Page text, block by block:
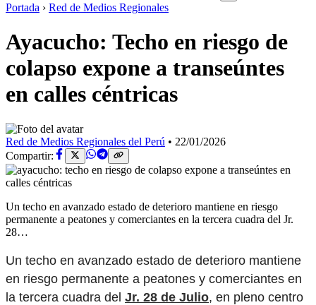
Portada › Red de Medios Regionales
Ayacucho: Techo en riesgo de
colapso expone a transeúntes
en calles céntricas
Red de Medios Regionales del Perú • 22/01/2026
Compartir:
Un techo en avanzado estado de deterioro mantiene en riesgo
permanente a peatones y comerciantes en la tercera cuadra del Jr.
28…
Un techo en avanzado estado de deterioro mantiene
en riesgo permanente a peatones y comerciantes en
la tercera cuadra del Jr. 28 de Julio, en pleno centro